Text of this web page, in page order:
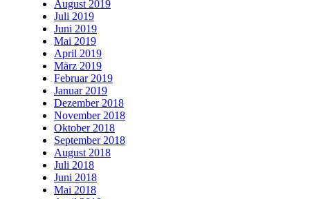
August 2019
Juli 2019
Juni 2019
Mai 2019
April 2019
März 2019
Februar 2019
Januar 2019
Dezember 2018
November 2018
Oktober 2018
September 2018
August 2018
Juli 2018
Juni 2018
Mai 2018